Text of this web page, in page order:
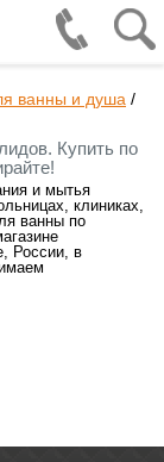
ванны и душа /
Купить по
и мытья
клиниках,
ванны по
России, в